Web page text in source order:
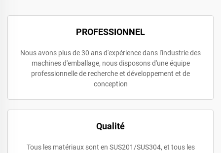
PROFESSIONNEL
Nous avons plus de 30 ans d'expérience dans l'industrie des
machines d'emballage, nous disposons d'une équipe
professionnelle de recherche et développement et de
conception
Qualité
Tous les matériaux sont en SUS201/SUS304, et tous les